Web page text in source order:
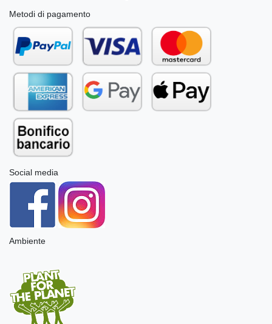
Metodi di pagamento
Social media
Ambiente